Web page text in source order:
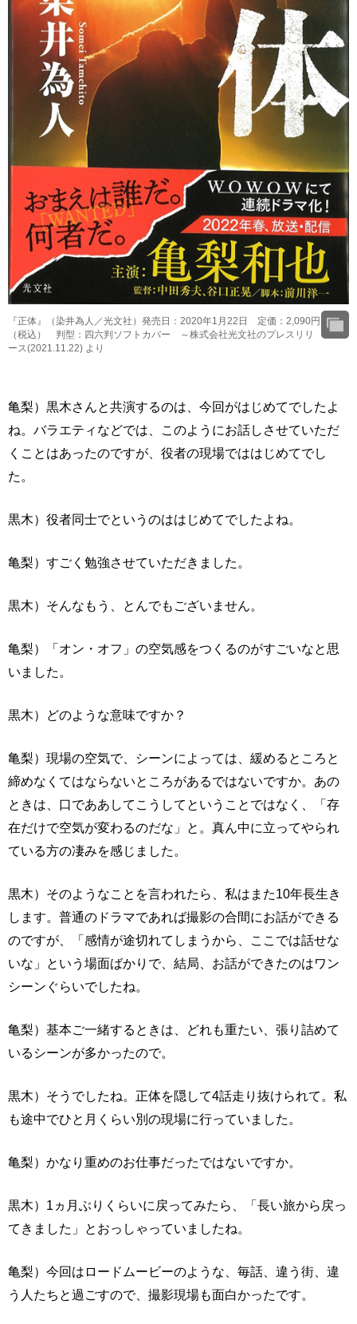
『正体』（染井為人／光文社）発売日：2020年1月22日 定価：2,090円
（税込） 判型：四六判ソフトカバー ～株式会社光文社のプレスリリ
ース(2021.11.22) より
亀梨）黒木さんと共演するのは、今回がはじめてでしたよ
ね。バラエティなどでは、このようにお話しさせていただ
くことはあったのですが、役者の現場でははじめてでし
た。
黒木）役者同士でというのははじめてでしたよね。
亀梨）すごく勉強させていただきました。
黒木）そんなもう、とんでもございません。
亀梨）「オン・オフ」の空気感をつくるのがすごいなと思
いました。
黒木）どのような意味ですか？
亀梨）現場の空気で、シーンによっては、緩めるところと
締めなくてはならないところがあるではないですか。あの
ときは、口でああしてこうしてということではなく、「存
在だけで空気が変わるのだな」と。真ん中に立ってやられ
ている方の凄みを感じました。
黒木）そのようなことを言われたら、私はまた10年長生き
します。普通のドラマであれば撮影の合間にお話ができる
のですが、「感情が途切れてしまうから、ここでは話せな
いな」という場面ばかりで、結局、お話ができたのはワン
シーンぐらいでしたね。
亀梨）基本ご一緒するときは、どれも重たい、張り詰めて
いるシーンが多かったので。
黒木）そうでしたね。正体を隠して4話走り抜けられて。私
も途中でひと月くらい別の現場に行っていました。
亀梨）かなり重めのお仕事だったではないですか。
黒木）1ヵ月ぶりくらいに戻ってみたら、「長い旅から戻っ
てきました」とおっしゃっていましたね。
亀梨）今回はロードムービーのような、毎話、違う街、違
う人たちと過ごすので、撮影現場も面白かったです。